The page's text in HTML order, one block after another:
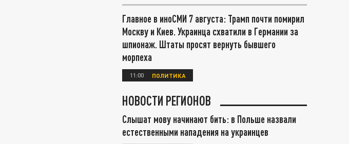
Главное в иноСМИ 7 августа: Трамп почти помирил
Москву и Киев. Украинца схватили в Германии за
шпионаж. Штаты просят вернуть бывшего
морпеха
11:00 ПОЛИТИКА
НОВОСТИ РЕГИОНОВ
Слышат мову начинают бить: в Польше назвали
естественными нападения на украинцев